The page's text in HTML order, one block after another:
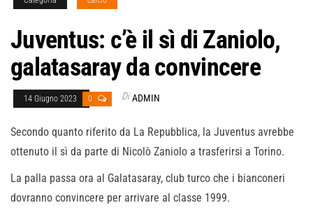
Juventus: c’è il sì di Zaniolo,
galatasaray da convincere
14 Giugno 2023 0 Di ADMIN
Secondo quanto riferito da La Repubblica, la Juventus avrebbe
ottenuto il sì da parte di Nicolò Zaniolo a trasferirsi a Torino.
La palla passa ora al Galatasaray, club turco che i bianconeri
dovranno convincere per arrivare al classe 1999.